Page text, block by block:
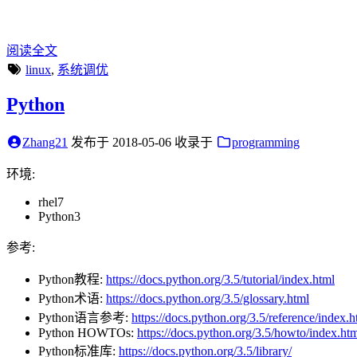
阅读全文
linux, 系统调优
Python
Zhang21 发布于 2018-05-06 收录于 programming
环境:
rhel7
Python3
参考:
Python教程: https://docs.python.org/3.5/tutorial/index.html
Python术语: https://docs.python.org/3.5/glossary.html
Python语言参考: https://docs.python.org/3.5/reference/
Python HOWTOs: https://docs.python.org/3.5/howto/
Python标准库: https://docs.python.org/3.5/library/